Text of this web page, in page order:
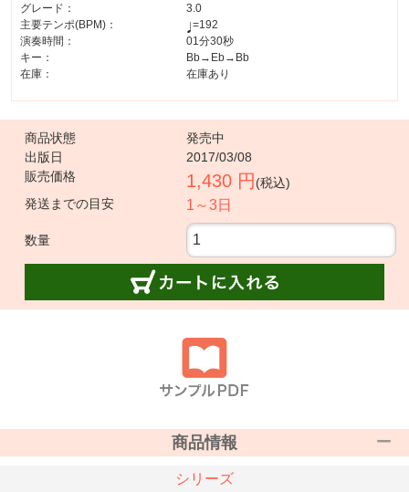
グレード：
3.0
主要テンポ(BPM)：
=192
演奏時間：
01分30秒
キー：
Bb→Eb→Bb
在庫：
在庫あり
商品状態
発売中
出版日
2017/03/08
販売価格
1,430 円 (税込)
発送までの目安
1～3日
数量
商品情報
シリーズ